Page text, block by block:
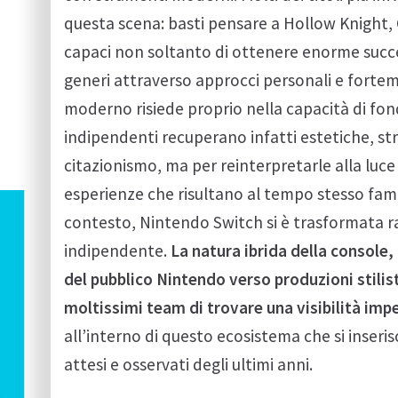
questa scena: basti pensare a Hollow
capaci non soltanto di ottenere enorme
generi attraverso approcci personali e
moderno risiede proprio nella capacità di
indipendenti recuperano infatti estetiche,
citazionismo, ma per reinterpretarle alla
esperienze che risultano al tempo stesso
contesto, Nintendo Switch si è trasformata
indipendente. La natura ibrida della
del pubblico Nintendo verso produzioni
moltissimi team di trovare una visibilità
all’interno di questo ecosistema che si
attesi e osservati degli ultimi anni.